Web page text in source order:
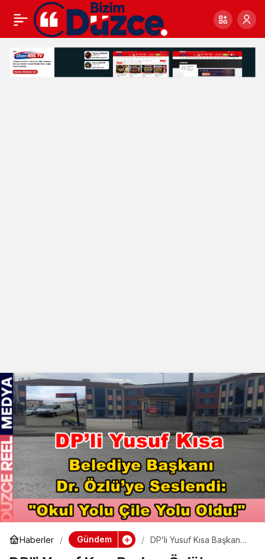
Haberler Gündem
DP’li Yusuf Kısa Başkan
Çilimli’de Referandum
Heyecanı Başladı
0 Paylaş